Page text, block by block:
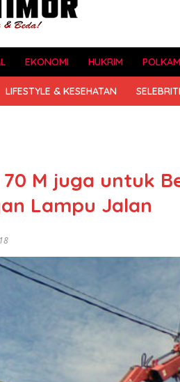
EKONOMI HUKRIM POLKAM
LIFESTYLE & KESEHATAN SELEBRITI
70 M juga untuk
Lampu Jalan